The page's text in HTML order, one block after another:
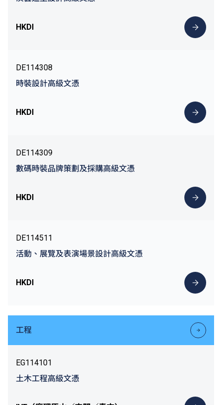
HKDI
DE114308
時裝設計高級文憑
HKDI
DE114309
數碼時裝品牌策劃及採購高級文憑
HKDI
DE114511
活動、展覽及表演場景設計高級文憑
HKDI
工程
EG114101
土木工程高級文憑